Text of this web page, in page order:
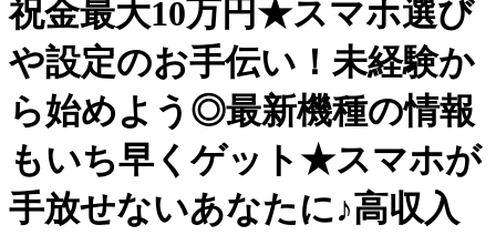
祝金最大10万円★スマホ選び
や設定のお手伝い！未経験か
ら始めよう◎最新機種の情報
もいち早くゲット★スマホが
手放せないあなたに♪高収入